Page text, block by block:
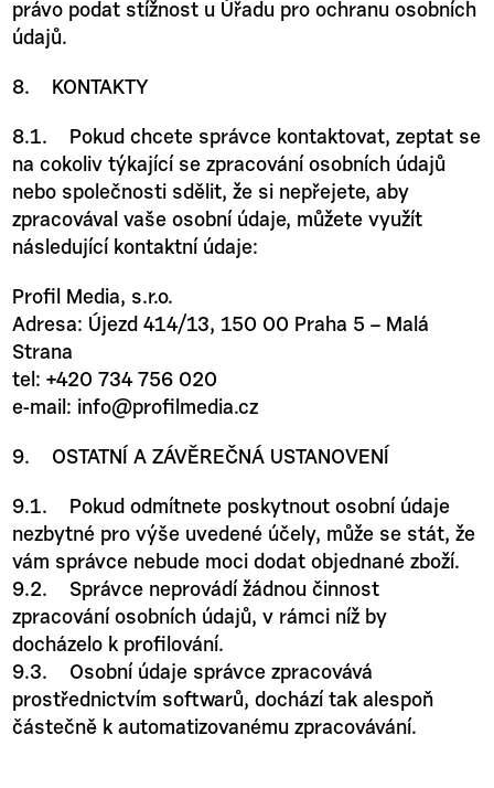
právo podat stížnost u Úřadu pro ochranu osobních
údajů.
8. KONTAKTY
8.1. Pokud chcete správce kontaktovat, zeptat se
na cokoliv týkající se zpracování osobních údajů
nebo společnosti sdělit, že si nepřejete, aby
zpracovával vaše osobní údaje, můžete využít
následující kontaktní údaje:
Profil Media, s.r.o.
Adresa: Újezd 414/13, 150 00 Praha 5 – Malá
Strana
tel: +420 734 756 020
e-mail: info@profilmedia.cz
9. OSTATNÍ A ZÁVĚREČNÁ USTANOVENÍ
9.1. Pokud odmítnete poskytnout osobní údaje
nezbytné pro výše uvedené účely, může se stát, že
vám správce nebude moci dodat objednané zboží.
9.2. Správce neprovádí žádnou činnost
zpracování osobních údajů, v rámci níž by
docházelo k profilování.
9.3. Osobní údaje správce zpracovává
prostřednictvím softwarů, dochází tak alespoň
částečně k automatizovanému zpracovávání.